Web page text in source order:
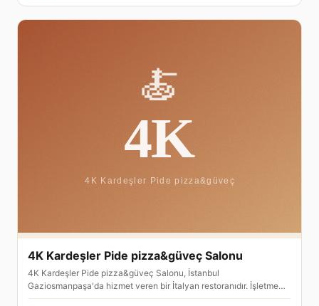
4K Kardeşler Pide pizza&güveç Salonu
4K Kardeşler Pide pizza&güveç Salonu, İstanbul
Gaziosmanpaşa'da hizmet veren bir İtalyan restoranıdır. İşletme…